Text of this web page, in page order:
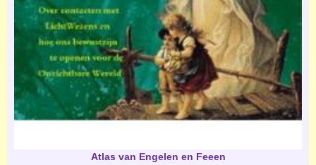
Atlas van Engelen en Feeen